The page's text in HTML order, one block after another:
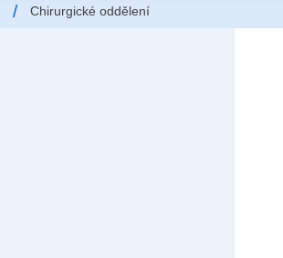
/ Chirurgické oddělení